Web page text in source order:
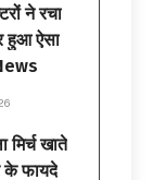
ने रचा
हुआ ऐसा
मिर्च खाते
के फायदे